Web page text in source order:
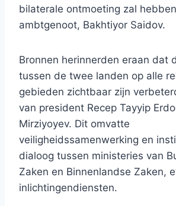
bilaterale ontmoeting zal
ambtgenoot, Bakhtiyor Saidov.
Bronnen herinnerden eraan dat
tussen de twee landen op alle
gebieden zichtbaar zijn
van president Recep Tayyip
Mirziyoyev. Dit omvatte
veiligheidssamenwerking en
dialoog tussen ministeries van
Zaken en Binnenlandse Zaken,
inlichtingendiensten.